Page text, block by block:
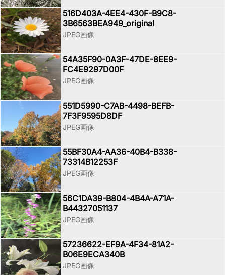
516D403A-4EE4-430F-B9C8-
3B6563BEA949_original
JPEG画像
54A35F90-0A3F-47DE-8EE9-
FC4E9297D00F
JPEG画像
551D5990-C7AB-4498-BEFB-
7F3F9595D8DF
JPEG画像
55BF30A4-AA36-40B4-B338-
73314B12253F
JPEG画像
56C1DA39-B804-4B4A-A71A-
B44327051137
JPEG画像
57236622-EF9A-4F34-81A2-
B06E9ECA340B
JPEG画像